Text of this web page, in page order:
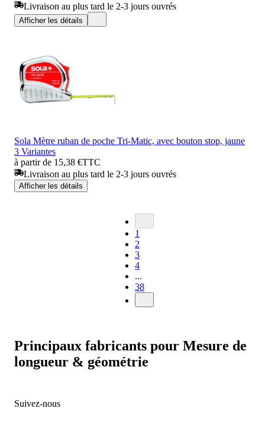
Livraison au plus tard le 2-3 jours ouvrés
Afficher les détails
Sola Mètre ruban de poche Tri-Matic, avec bouton stop, jaune
3 Variantes
à partir de 15,38 €TTC
Livraison au plus tard le 2-3 jours ouvrés
Afficher les détails
1
2
3
4
...
38
Principaux fabricants pour Mesure de
longueur & géométrie
Suivez-nous